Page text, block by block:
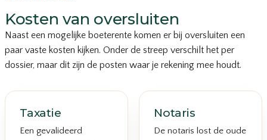
Kosten van oversluiten
Naast een mogelijke boeterente komen er bij oversluiten een
paar vaste kosten kijken. Onder de streep verschilt het per
dossier, maar dit zijn de posten waar je rekening mee houdt.
Taxatie
Een gevalideerd
Notaris
De notaris lost de oude